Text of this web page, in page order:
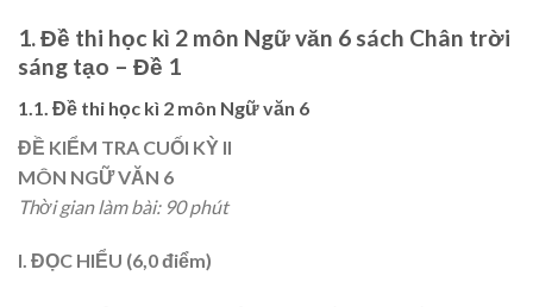
1. Đề thi học kì 2 môn Ngữ văn 6 sách Chân trời
sáng tạo – Đề 1
1.1. Đề thi học kì 2 môn Ngữ văn 6
ĐỀ KIỂM TRA CUỐI KỲ II
MÔN NGỮ VĂN 6
Thời gian làm bài: 90 phút
I. ĐỌC HIỂU (6,0 điểm)